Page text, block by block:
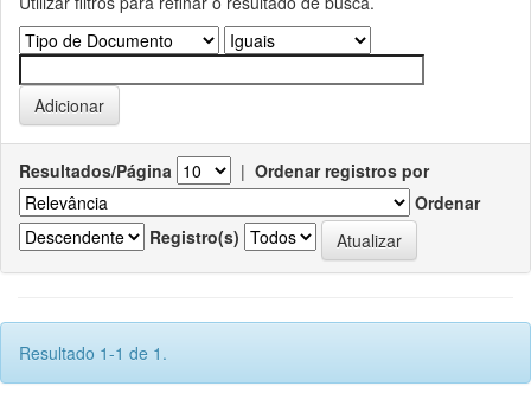
Resultados/Página | Ordenar registros por
Ordenar
Registro(s)
Resultado 1-1 de 1.